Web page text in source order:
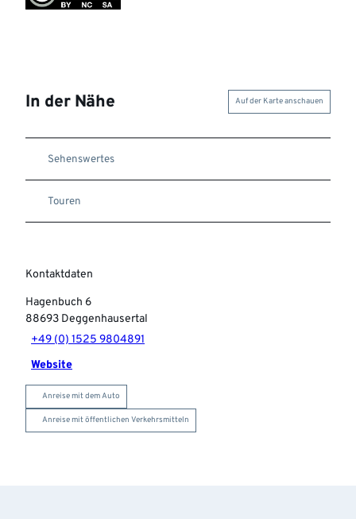
In der Nähe Auf der Karte anschauen
Sehenswertes
Touren
Kontaktdaten
Hagenbuch 6
88693 Deggenhausertal
+49 (0) 1525 9804891
Website
Anreise mit dem Auto
Anreise mit öffentlichen Verkehrsmitteln